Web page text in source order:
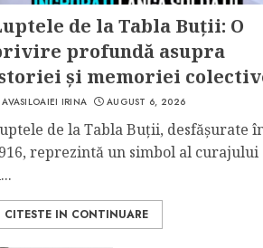
de la Tabla Buții: O
profundă asupra
și memoriei
AVASILOAIEI IRINA AUGUST 6, 2026
de la Tabla Buții, desfășurate
reprezintă un simbol al curajului
CITESTE IN CONTINUARE